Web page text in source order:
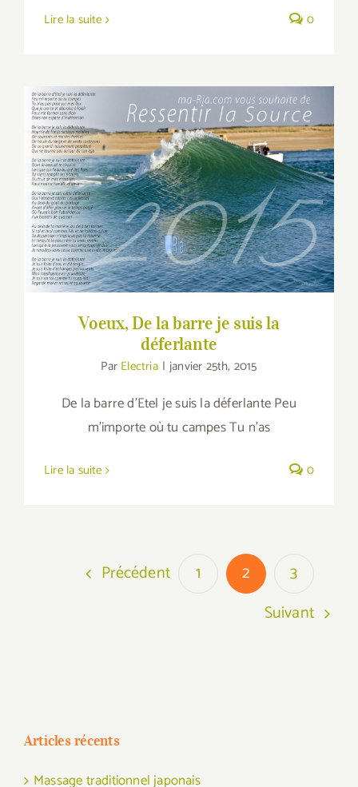
Lire la suite 0
Voeux, De la barre je suis la déferlante
Voeux, De la barre je suis la
déferlante
Par Electria | janvier 25th, 2015
De la barre d'Etel je suis la déferlante Peu
m'importe où tu campes Tu n'as
Lire la suite 0
Précédent 1 2
3
Suivant
Articles récents
Massage traditionnel japonais